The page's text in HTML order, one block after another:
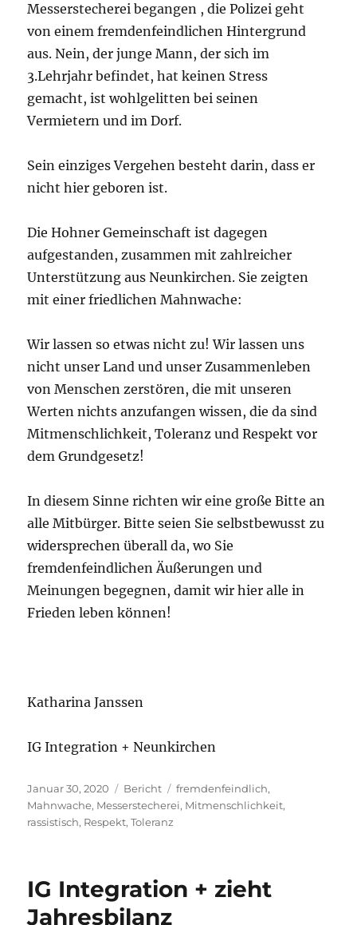
Messerstecherei begangen , die Polizei geht
von einem fremdenfeindlichen Hintergrund
aus. Nein, der junge Mann, der sich im
3.Lehrjahr befindet, hat keinen Stress
gemacht, ist wohlgelitten bei seinen
Vermietern und im Dorf.
Sein einziges Vergehen besteht darin, dass er
nicht hier geboren ist.
Die Hohner Gemeinschaft ist dagegen
aufgestanden, zusammen mit zahlreicher
Unterstützung aus Neunkirchen. Sie zeigten
mit einer friedlichen Mahnwache:
Wir lassen so etwas nicht zu! Wir lassen uns
nicht unser Land und unser Zusammenleben
von Menschen zerstören, die mit unseren
Werten nichts anzufangen wissen, die da sind
Mitmenschlichkeit, Toleranz und Respekt vor
dem Grundgesetz!
In diesem Sinne richten wir eine große Bitte an
alle Mitbürger. Bitte seien Sie selbstbewusst zu
widersprechen überall da, wo Sie
fremdenfeindlichen Äußerungen und
Meinungen begegnen, damit wir hier alle in
Frieden leben können!
Katharina Janssen
IG Integration + Neunkirchen
Veröffentlicht
am
Januar 30, 2020 Kategorien
Bericht Schlagwörter
fremdenfeindlich,
Mahnwache, Messerstecherei, Mitmenschlichkeit,
rassistisch, Respekt,Toleranz
IG Integration + zieht
Jahresbilanz